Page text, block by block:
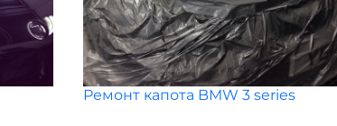
Ремонт капота BMW 3 series